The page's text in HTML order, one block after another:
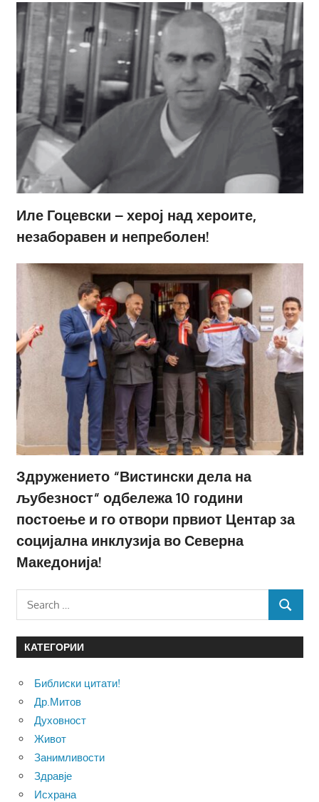
Иле Гоцевски – херој над хероите,
незаборавен и непреболен!
Здружението “Вистински дела на
љубезност“ одбележа 10 години
постоење и го отвори првиот Центар за
социјална инклузија во Северна
Македонија!
Search
for:
SEARCH
КАТЕГОРИИ
Библиски цитати!
Др.Митов
Духовност
Живот
Занимливости
Здравје
Исхрана